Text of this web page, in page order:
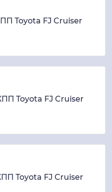
Toyota FJ Cruiser
Toyota FJ Cruiser
Toyota FJ Cruiser